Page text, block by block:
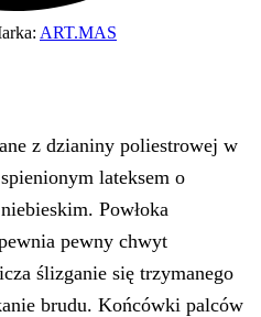
ART.MAS
z dzianiny poliestrowej w
lateksem o
Powłoka
pewny chwyt
ślizganie się trzymanego
brudu. Końcówki palców